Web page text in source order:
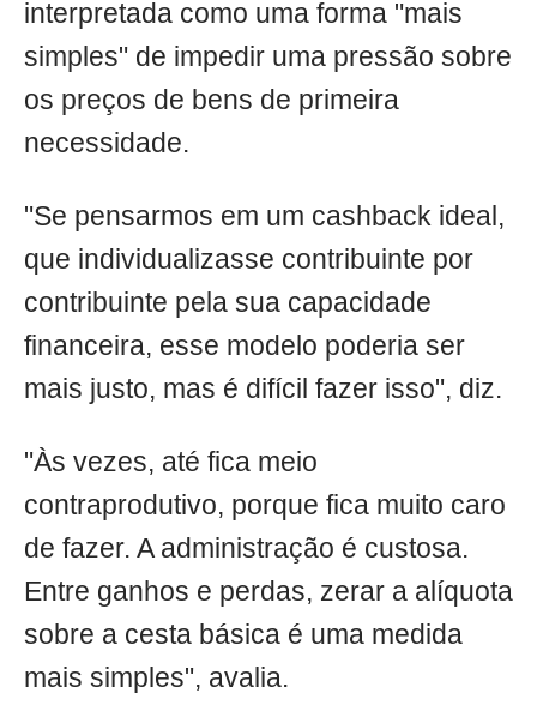
interpretada como uma forma "mais
simples" de impedir uma pressão sobre
os preços de bens de primeira
necessidade.
"Se pensarmos em um cashback ideal,
que individualizasse contribuinte por
contribuinte pela sua capacidade
financeira, esse modelo poderia ser
mais justo, mas é difícil fazer isso", diz.
"Às vezes, até fica meio
contraprodutivo, porque fica muito caro
de fazer. A administração é custosa.
Entre ganhos e perdas, zerar a alíquota
sobre a cesta básica é uma medida
mais simples", avalia.